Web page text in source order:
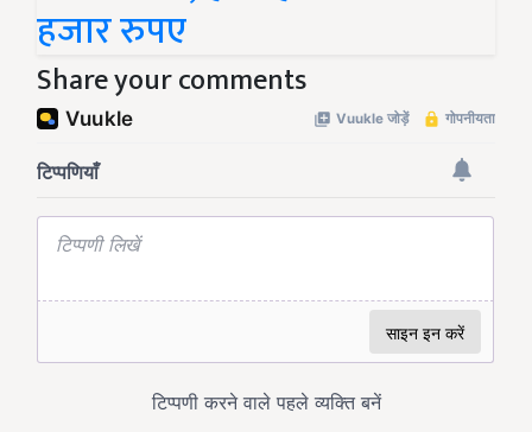
हजार रुपए
Share your comments